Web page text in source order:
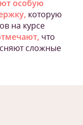
особую
которую
на курсе
что
сложные